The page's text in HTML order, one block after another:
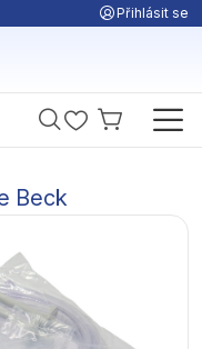
Přihlásit se
Beck